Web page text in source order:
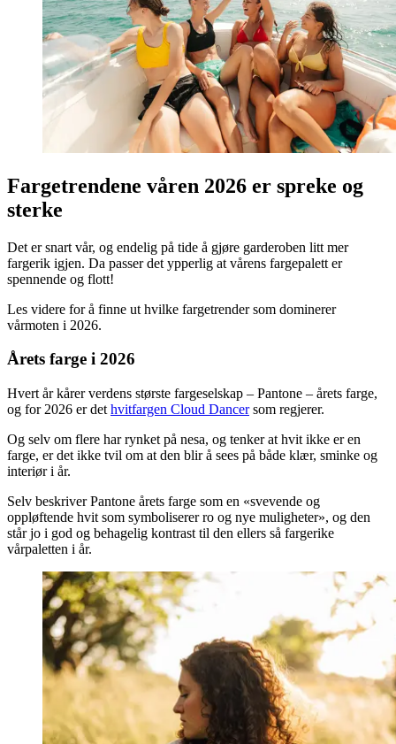
Fargetrendene våren 2026 er spreke og
sterke
Det er snart vår, og endelig på tide å gjøre garderoben litt mer
fargerik igjen. Da passer det ypperlig at vårens fargepalett er
spennende og flott!
Les videre for å finne ut hvilke fargetrender som dominerer
vårmoten i 2026.
Årets farge i 2026
Hvert år kårer verdens største fargeselskap – Pantone – årets farge,
og for 2026 er det hvitfargen Cloud Dancersom regjerer.
Og selv om flere har rynket på nesa, og tenker at hvit ikke er en
farge, er det ikke tvil om at den blir å sees på både klær, sminke og
interiør i år.
Selv beskriver Pantone årets farge som en «svevende og
oppløftende hvit som symboliserer ro og nye muligheter», og den
står jo i god og behagelig kontrast til den ellers så fargerike
vårpaletten i år.